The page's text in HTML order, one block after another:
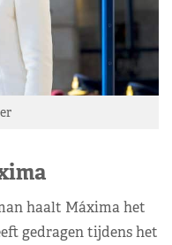
haalt Máxima het
gedragen tijdens het